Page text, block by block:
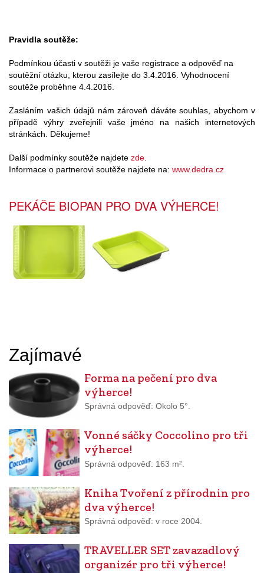
Pravidla soutěže:
Podmínkou účasti v soutěži je vaše registrace a odpověď na
soutěžní otázku, kterou zasílejte do 3.4.2016. Vyhodnocení
soutěže proběhne 4.4.2016.
Zasláním vašich údajů nám zároveň dáváte souhlas, abychom v
případě výhry zveřejnili vaše jméno na našich internetových
stránkách. Děkujeme!
Další podmínky soutěže najdete zde
Informace o partnerovi soutěže najdete na: www.dedra.cz
PEKÁČE BIOPAN PRO DVA VÝHERCE!
Zajímavé
Forma na pečení pro dva
výherce!
Správná odpověď: Okolo 5°.
Vonné sáčky Coccolino pro tři
výherce!
Správná odpověď: 163 m².
Kniha Tvoření z přírodnin pro
dva výherce!
Správná odpověď: v roce 2004.
TRAVELLER SET zavazadlový
organizér pro tři výherce!